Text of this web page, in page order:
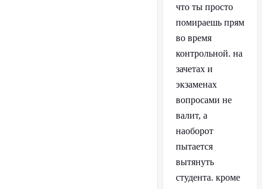
что ты просто
помираешь прям
во время
контрольной. на
зачетах и
экзаменах
вопросами не
валит, а
наоборот
пытается
вытянуть
студента. кроме